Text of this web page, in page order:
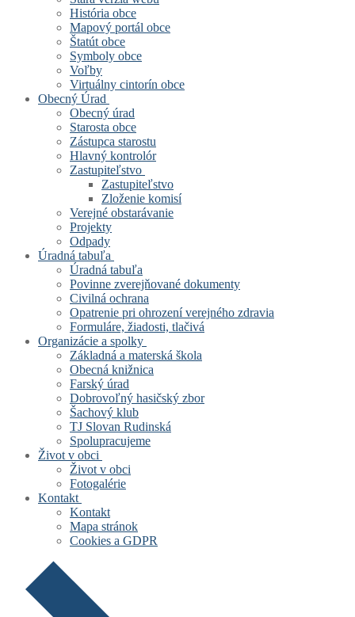
História obce
Mapový portál obce
Štatút obce
Symboly obce
Voľby
Virtuálny cintorín obce
Obecný Úrad
Obecný úrad
Starosta obce
Zástupca starostu
Hlavný kontrolór
Zastupiteľstvo
Zastupiteľstvo
Zloženie komisí
Verejné obstarávanie
Projekty
Odpady
Úradná tabuľa
Úradná tabuľa
Povinne zverejňované dokumenty
Civilná ochrana
Opatrenie pri ohrození verejného zdravia
Formuláre, žiadosti, tlačivá
Organizácie a spolky
Základná a materská škola
Obecná knižnica
Farský úrad
Dobrovoľný hasičský zbor
Šachový klub
TJ Slovan Rudinská
Spolupracujeme
Život v obci
Život v obci
Fotogalérie
Kontakt
Kontakt
Mapa stránok
Cookies a GDPR